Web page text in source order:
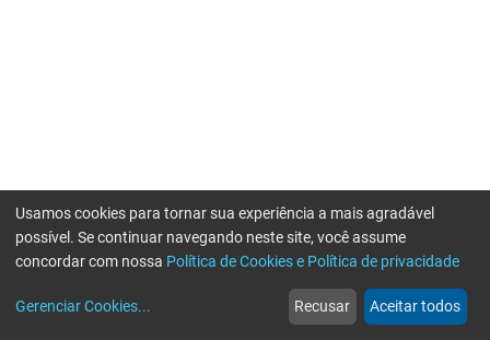
web
Notícias
more_horiz
Mais
Usamos cookies para tornar sua experiência a mais agradável
possível. Se continuar navegando neste site, você assume
concordar com nossa Política de Cookies e Política de privacidade
Gerenciar Cookies... Recusar Aceitar todos
Erro ao enviar informações, por favor tente novamente